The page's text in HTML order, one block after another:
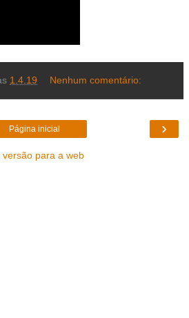
1.4.19 Nenhum comentário:
›
Página inicial
versão para a web